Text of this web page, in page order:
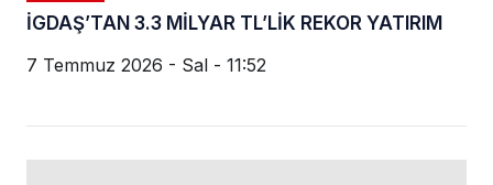
İGDAŞ’TAN 3.3 MİLYAR TL’LİK REKOR YATIRIM
7 Temmuz 2026 - Sal - 11:52